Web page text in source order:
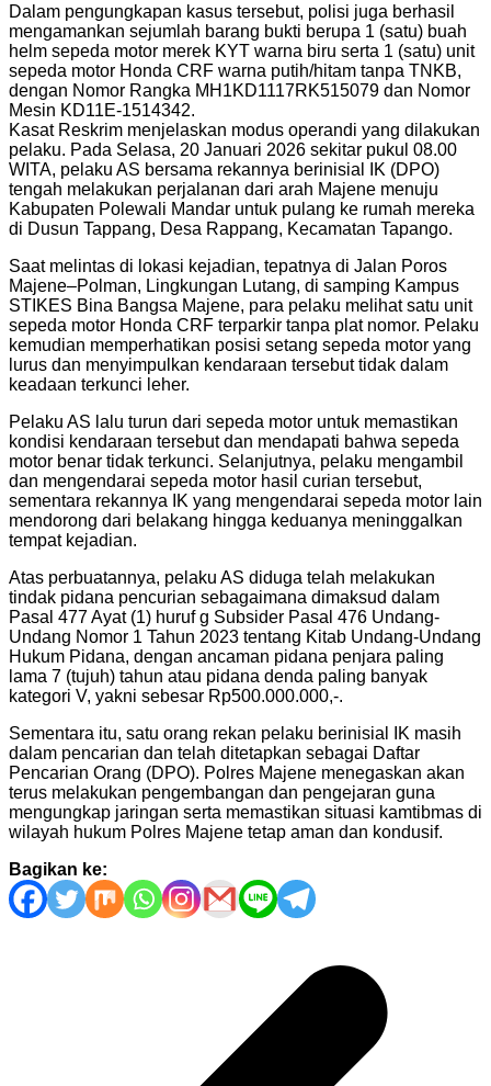
Dalam pengungkapan kasus tersebut, polisi juga berhasil
mengamankan sejumlah barang bukti berupa 1 (satu) buah
helm sepeda motor merek KYT warna biru serta 1 (satu) unit
sepeda motor Honda CRF warna putih/hitam tanpa TNKB,
dengan Nomor Rangka MH1KD1117RK515079 dan Nomor
Mesin KD11E-1514342.
Kasat Reskrim menjelaskan modus operandi yang dilakukan
pelaku. Pada Selasa, 20 Januari 2026 sekitar pukul 08.00
WITA, pelaku AS bersama rekannya berinisial IK (DPO)
tengah melakukan perjalanan dari arah Majene menuju
Kabupaten Polewali Mandar untuk pulang ke rumah mereka
di Dusun Tappang, Desa Rappang, Kecamatan Tapango.
Saat melintas di lokasi kejadian, tepatnya di Jalan Poros
Majene–Polman, Lingkungan Lutang, di samping Kampus
STIKES Bina Bangsa Majene, para pelaku melihat satu unit
sepeda motor Honda CRF terparkir tanpa plat nomor. Pelaku
kemudian memperhatikan posisi setang sepeda motor yang
lurus dan menyimpulkan kendaraan tersebut tidak dalam
keadaan terkunci leher.
Pelaku AS lalu turun dari sepeda motor untuk memastikan
kondisi kendaraan tersebut dan mendapati bahwa sepeda
motor benar tidak terkunci. Selanjutnya, pelaku mengambil
dan mengendarai sepeda motor hasil curian tersebut,
sementara rekannya IK yang mengendarai sepeda motor lain
mendorong dari belakang hingga keduanya meninggalkan
tempat kejadian.
Atas perbuatannya, pelaku AS diduga telah melakukan
tindak pidana pencurian sebagaimana dimaksud dalam
Pasal 477 Ayat (1) huruf g Subsider Pasal 476 Undang-
Undang Nomor 1 Tahun 2023 tentang Kitab Undang-Undang
Hukum Pidana, dengan ancaman pidana penjara paling
lama 7 (tujuh) tahun atau pidana denda paling banyak
kategori V, yakni sebesar Rp500.000.000,-.
Sementara itu, satu orang rekan pelaku berinisial IK masih
dalam pencarian dan telah ditetapkan sebagai Daftar
Pencarian Orang (DPO). Polres Majene menegaskan akan
terus melakukan pengembangan dan pengejaran guna
mengungkap jaringan serta memastikan situasi kamtibmas di
wilayah hukum Polres Majene tetap aman dan kondusif.
Bagikan ke: